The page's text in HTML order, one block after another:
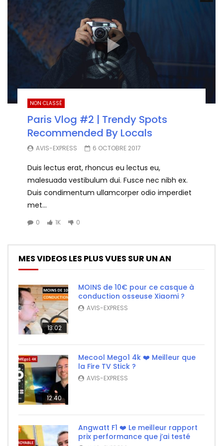
NON CLASSÉ
Paris Vlog #2 | Trendy Spots
Recommended By Locals
AVIS-EXPRESS 6 OCTOBRE 2017
Duis lectus erat, rhoncus eu lectus eu,
malesuada vestibulum dui. Fusce nec nibh ex.
Duis condimentum ullamcorper odio imperdiet
met...
0 1K 0
MES VIDEOS LES PLUS VUES SUR UN AN
13:02
MOINS de 10€ pour ce casque à
conduction osseuse Xiaomi ?
AVIS-EXPRESS
12:40
Mecool Mego1 4k ❤️ Meilleur que
la Fire TV Stick ?
AVIS-EXPRESS
Angwatt F1 ❤️ Le meilleur rapport
prix performance que j’ai testé